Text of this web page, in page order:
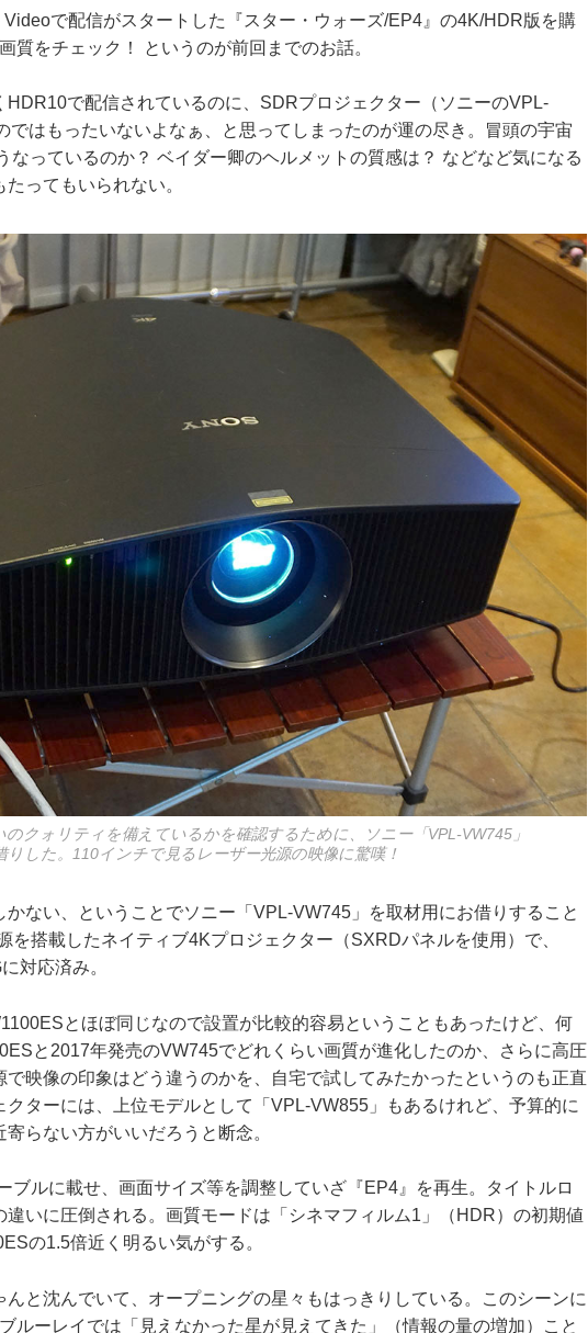
で配信がスタートした『スター・ウォーズ/EP4』の4K/HDR版を購
質をチェック！ というのが前回までのお話。
で配信されているのに、SDRプロジェクター（ソニーのVPL-
ではもったいないよなぁ、と思ってしまったのが運の尽き。冒頭の宇宙
なっているのか？ ベイダー卿のヘルメットの質感は？ などなど気になる
ってもいられない。
クォリティを備えているかを確認するために、ソニー「VPL-VW745」
りした。110インチで見るレーザー光源の映像に驚嘆！
ない、ということでソニー「VPL-VW745」を取材用にお借りすること
を搭載したネイティブ4Kプロジェクター（SXRDパネルを使用）で、
対応済み。
とほぼ同じなので設置が比較的容易ということもあったけど、何
と2017年発売のVW745でどれくらい画質が進化したのか、さらに高圧
で映像の印象はどう違うのかを、自宅で試してみたかったというのも正直
クターには、上位モデルとして「VPL-VW855」もあるけれど、予算的に
らない方がいいだろうと断念。
ルに載せ、画面サイズ等を調整していざ『EP4』を再生。タイトルロ
違いに圧倒される。画質モードは「シネマフィルム1」（HDR）の初期値
の1.5倍近く明るい気がする。
と沈んでいて、オープニングの星々もはっきりしている。このシーンに
ルーレイでは「見えなかった星が見えてきた」（情報の量の増加）こと